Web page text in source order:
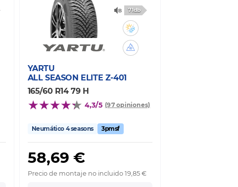
71db
YARTU
ALL SEASON ELITE Z-401
165/60 R14 79 H
4,3/5 (97 opiniones)
Neumático 4 seasons 3pmsf
58,69 €
Precio de montaje no incluido 19,85 €